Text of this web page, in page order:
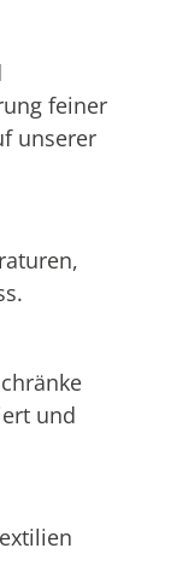
feiner
unserer
und